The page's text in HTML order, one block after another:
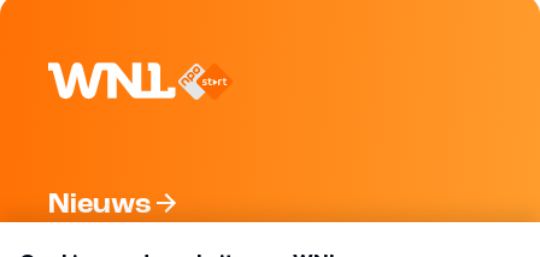
Nieuws